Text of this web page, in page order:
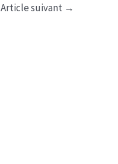
Article suivant →